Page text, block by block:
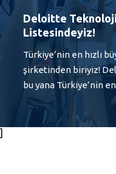
Deloitte
Listesindeyiz!
Türkiye’nin en hızlı
şirketinden biriyiz!
bu yana Türkiye’nin en
]